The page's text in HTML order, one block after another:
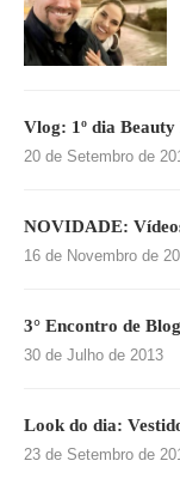
Vlog: 1º dia
20 de Setembro de
NOVIDADE:
16 de Novembro de
3° Encontro de
30 de Julho de 2013
Look do dia:
23 de Setembro de